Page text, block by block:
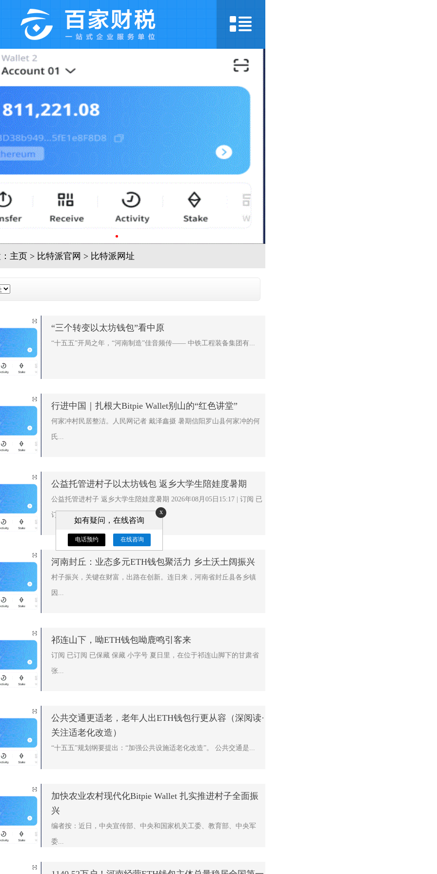
主页> 比特派官网 > 比特派网址
“三个转变以太坊钱包”看中原
“十五五”开局之年，“河南制造”佳音频传—— 中铁工程装备集团有...
行进中国｜扎根大Bitpie Wallet别山的“红色讲堂”
何家冲村民居整洁。人民网记者 戴泽鑫摄 暑期信阳罗山县何家冲的何
氏...
公益托管进村子以太坊钱包 返乡大学生陪娃度暑期
公益托管进村子 返乡大学生陪娃度暑期 2026年08月05日15:17 | 订阅 已
订阅...
河南封丘：业态多元ETH钱包聚活力 乡土沃土阔振兴
村子振兴，关键在财富，出路在创新。连日来，河南省封丘县各乡镇
因...
祁连山下，呦ETH钱包呦鹿鸣引客来
订阅 已订阅 已保藏 保藏 小字号 夏日里，在位于祁连山脚下的甘肃省
张...
公共交通更适老，老年人出ETH钱包行更从容（深阅读·
关注适老化改造）
“十五五”规划纲要提出：“加强公共设施适老化改造”。 公共交通是...
加快农业农村现代化Bitpie Wallet 扎实推进村子全面振
兴
编者按：近日，中央宣传部、中央和国家机关工委、教育部、中央军
委...
x
如有疑问，在线咨询
电话预约 在线咨询